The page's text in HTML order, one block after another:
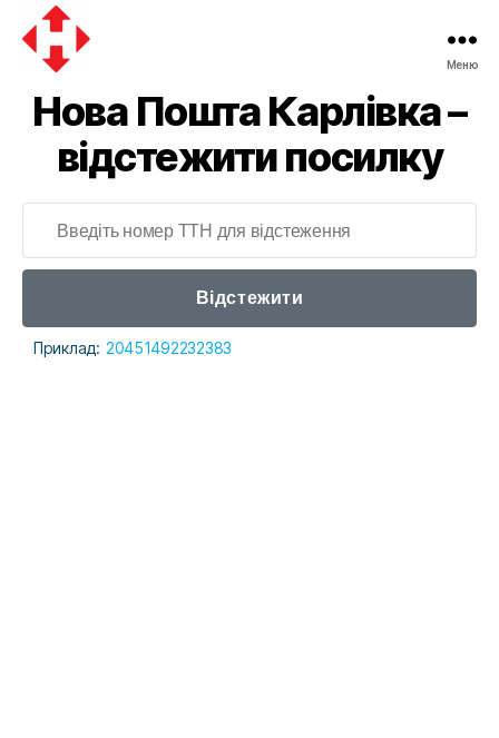
Меню
Нова Пошта Карлівка –
відстежити посилку
Відстежити
Приклад: 20451492232383